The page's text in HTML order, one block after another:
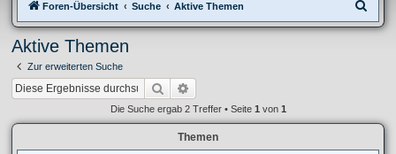
Foren-Übersicht Suche Aktive Themen
u
Aktive Themen
Zur erweiterten Suche
Suche
Die Suche ergab 2 Treffer • Seite 1 von 1
Themen